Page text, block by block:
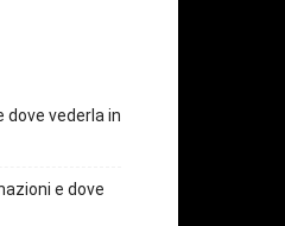
dove vederla in
e dove